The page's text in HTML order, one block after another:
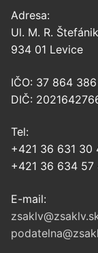
Adresa:
Ul. M. R.
934 01 Levice
IČO: 37 864 386
DIČ:
Tel:
+421 36 631 30
+421 36 634 57
E-mail: